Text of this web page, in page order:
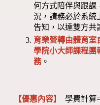
何方式陪伴與跟課
況，請務必於系統
告知，以達雙方共
育樂營轉由體育室
學院小大師課程團
務。
【優惠內容】
學費計算